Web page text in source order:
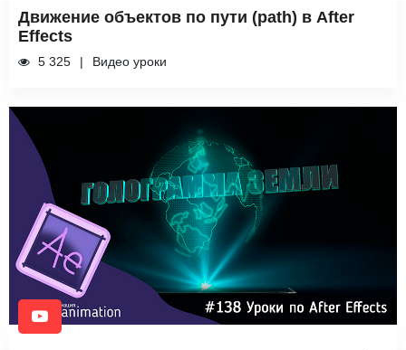
Движение объектов по пути (path) в After
Effects
5 325 Видео уроки